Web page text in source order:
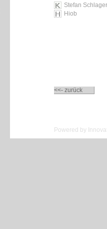
Stefan Schlager
Hiob
<<- zurück
Powered by